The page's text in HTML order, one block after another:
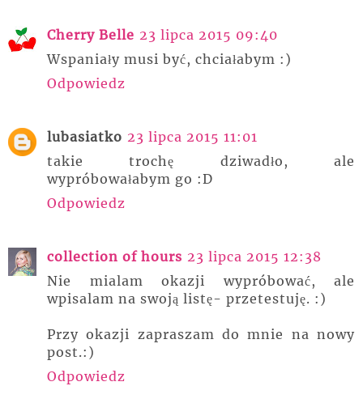
Cherry Belle 23 lipca 2015 09:40
Wspaniały musi być, chciałabym :)
Odpowiedz
lubasiatko 23 lipca 2015 11:01
takie trochę dziwadło, ale
wypróbowałabym go :D
Odpowiedz
collection of hours 23 lipca 2015 12:38
Nie mialam okazji wypróbować, ale
wpisalam na swoją listę- przetestuję. :)
Przy okazji zapraszam do mnie na nowy
post.:)
Odpowiedz